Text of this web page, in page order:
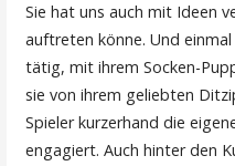
Sie hat uns auch mit Ideen
auftreten könne. Und
tätig, mit ihrem Socken-
sie von ihrem geliebten
Spieler kurzerhand die
engagiert. Auch hinter den